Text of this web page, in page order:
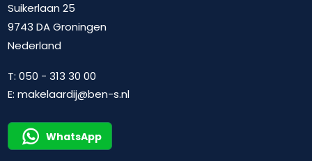
Suikerlaan 25
9743 DA Groningen
Nederland
T:050 - 313 30 00
E:makelaardij@ben-s.nl
WhatsApp